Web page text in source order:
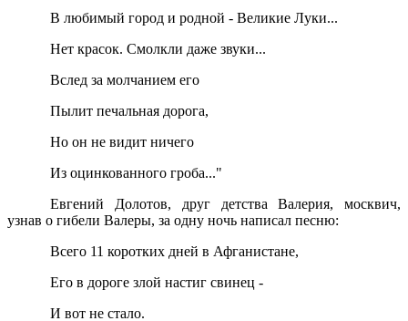
В любимый город и родной - Великие Луки...
Нет красок. Смолкли даже звуки...
Вслед за молчанием его
Пылит печальная дорога,
Но он не видит ничего
Из оцинкованного гроба..."
Евгений Долотов, друг детства Валерия, москвич,
узнав о гибели Валеры, за одну ночь написал песню:
Всего 11 коротких дней в Афганистане,
Его в дороге злой настиг свинец -
И вот не стало.